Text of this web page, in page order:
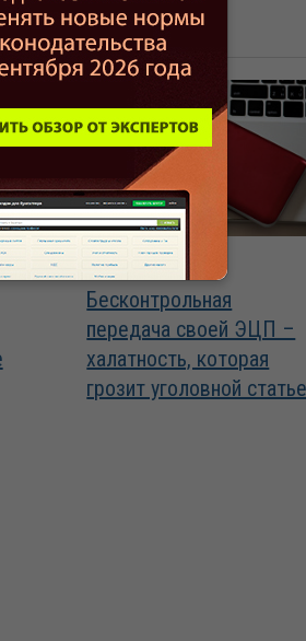
Бесконтрольная
передача своей ЭЦП –
халатность, которая
грозит уголовной